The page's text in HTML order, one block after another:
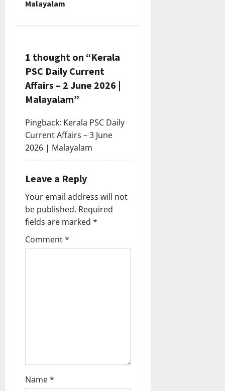
v
i
g
a
t
i
o
n
Malayalam
1 thought on “Kerala
PSC Daily Current
Affairs – 2 June 2026 |
Malayalam”
Pingback: Kerala PSC Daily
Current Affairs – 3 June
2026 | Malayalam
Leave a Reply
Your email address will not
be published. Required
fields are marked *
Comment*
Name*